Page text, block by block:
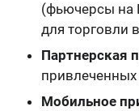
(фьючерсы на
для торговли
Партнерская
привлеченных
Мобильное